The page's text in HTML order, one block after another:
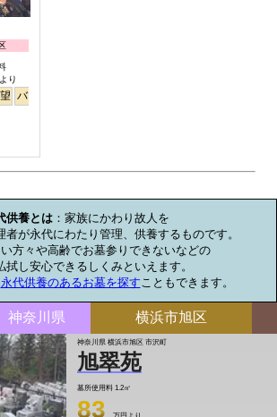
り
バリアフリー
供養とは ：家族にかわり故人を
者が永代にわたり管理、供養するものです。
方々や高齢でお墓参りできないなどの
拭し安心できるしくみといえます。
永代供養のあるお墓を探す こともできます。
神奈川県 横浜市旭区
神奈川県 横浜市旭区 市沢町
旭翠苑
墓所使用料 1.2㎡
83 万円より